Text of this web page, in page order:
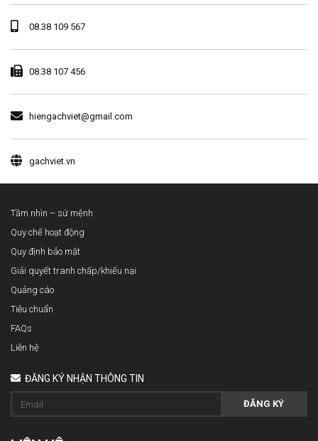
08.38 109 567
08.38 107 456
hiengachviet@gmail.com
gachviet.vn
Tầm nhìn – sứ mệnh
Quy chế hoạt động
Quy định bảo mật
Giải quyết tranh chấp/khiếu nại
Quảng cáo
Tiêu chuẩn
FAQs
Liên hệ
ĐĂNG KÝ NHẬN THÔNG TIN
ĐĂNG KÝ